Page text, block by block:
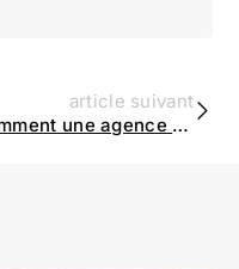
article suivant
Comment une agence digitale peut aider à internationaliser votre business ? | Agence Omartin Marketing